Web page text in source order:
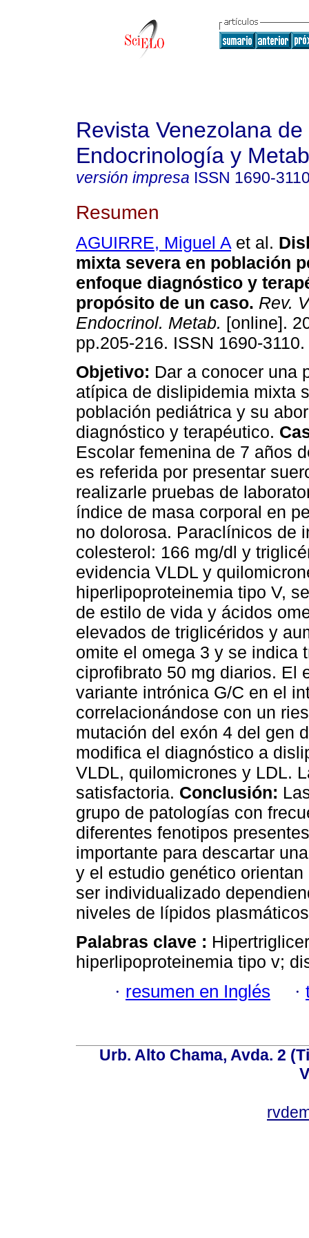
Revista Venezolana de
Endocrinología y
versión impresa ISSN 1690-
Resumen
AGUIRRE, Miguel A et al.
mixta severa en población
enfoque diagnóstico y
propósito de un caso. Rev.
Endocrinol. Metab. [online].
pp.205-216. ISSN 1690-3110.
Objetivo: Dar a conocer una
atípica de dislipidemia mixta
población pediátrica y su
diagnóstico y terapéutico.
Escolar femenina de 7 años
es referida por presentar
realizarle pruebas de
índice de masa corporal en
no dolorosa. Paraclínicos de
colesterol: 166 mg/dl y
evidencia VLDL y
hiperlipoproteinemia tipo V,
de estilo de vida y ácidos
elevados de triglicéridos y
omite el omega 3 y se indica
ciprofibrato 50 mg diarios. El
variante intrónica G/C en el
correlacionándose con un
mutación del exón 4 del gen
modifica el diagnóstico a
VLDL, quilomicrones y LDL.
satisfactoria. Conclusión:
grupo de patologías con
diferentes fenotipos
importante para descartar
y el estudio genético
ser individualizado
niveles de lípidos
Palabras clave :
hiperlipoproteinemia tipo v;
· resumen en Inglés ·
Urb. Alto Chama, Avda. 2